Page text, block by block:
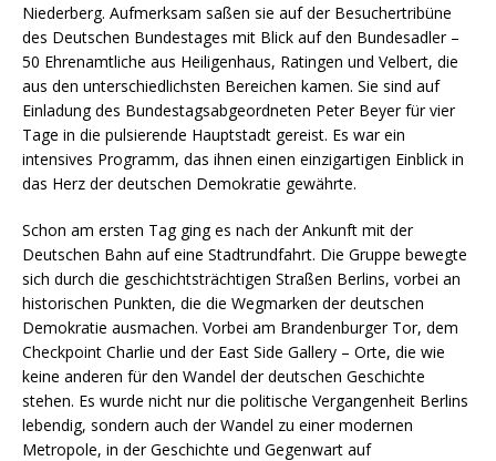
Niederberg. Aufmerksam saßen sie auf der Besuchertribüne
des Deutschen Bundestages mit Blick auf den Bundesadler –
50 Ehrenamtliche aus Heiligenhaus, Ratingen und Velbert, die
aus den unterschiedlichsten Bereichen kamen. Sie sind auf
Einladung des Bundestagsabgeordneten Peter Beyer für vier
Tage in die pulsierende Hauptstadt gereist. Es war ein
intensives Programm, das ihnen einen einzigartigen Einblick in
das Herz der deutschen Demokratie gewährte.
Schon am ersten Tag ging es nach der Ankunft mit der
Deutschen Bahn auf eine Stadtrundfahrt. Die Gruppe bewegte
sich durch die geschichtsträchtigen Straßen Berlins, vorbei an
historischen Punkten, die die Wegmarken der deutschen
Demokratie ausmachen. Vorbei am Brandenburger Tor, dem
Checkpoint Charlie und der East Side Gallery – Orte, die wie
keine anderen für den Wandel der deutschen Geschichte
stehen. Es wurde nicht nur die politische Vergangenheit Berlins
lebendig, sondern auch der Wandel zu einer modernen
Metropole, in der Geschichte und Gegenwart auf